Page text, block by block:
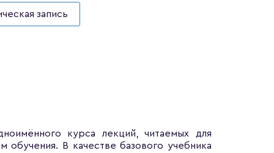
запись
курса лекций, читаемых для
обучения. В качестве базового учебника